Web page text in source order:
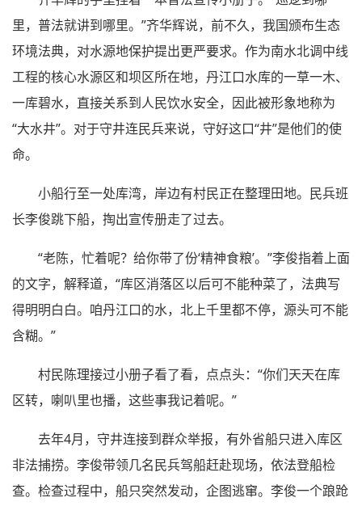
里，普法就讲到哪里。”齐华辉说，前不久，我国颁布生态
环境法典，对水源地保护提出更严要求。作为南水北调中线
工程的核心水源区和坝区所在地，丹江口水库的一草一木、
一库碧水，直接关系到人民饮水安全，因此被形象地称为
“大水井”。对于守井连民兵来说，守好这口“井”是他们的使
命。
小船行至一处库湾，岸边有村民正在整理田地。民兵班
长李俊跳下船，掏出宣传册走了过去。
“老陈，忙着呢？给你带了份‘精神食粮’。”李俊指着上面
的文字，解释道，“库区消落区以后可不能种菜了，法典写
得明明白白。咱丹江口的水，北上千里都不停，源头可不能
含糊。”
村民陈理接过小册子看了看，点点头：“你们天天在库
区转，喇叭里也播，这些事我记着呢。”
去年4月，守井连接到群众举报，有外省船只进入库区
非法捕捞。李俊带领几名民兵驾船赶赴现场，依法登船检
查。检查过程中，船只突然发动，企图逃窜。李俊一个踉跄